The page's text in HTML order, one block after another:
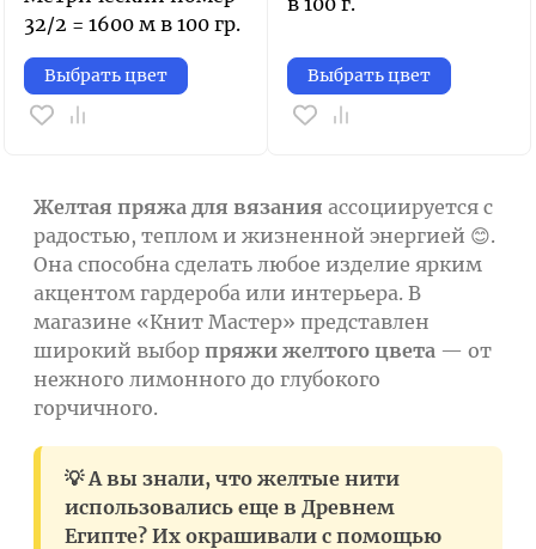
32/2 = 1600 м в 100 гр.
Выбрать цвет Выбрать цвет
Желтая пряжа для вязания ассоциируется с
радостью, теплом и жизненной энергией 😊.
Она способна сделать любое изделие ярким
акцентом гардероба или интерьера. В
магазине «Книт Мастер» представлен
широкий выбор пряжи желтого цвета — от
нежного лимонного до глубокого
горчичного.
💡 А вы знали, что желтые нити
использовались еще в Древнем
Египте? Их окрашивали с помощью